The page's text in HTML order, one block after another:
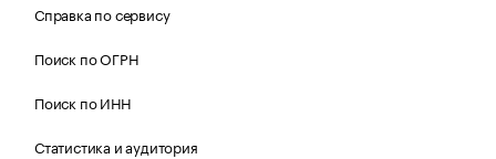
Справка по сервису
Поиск по ОГРН
Поиск по ИНН
Статистика и аудитория